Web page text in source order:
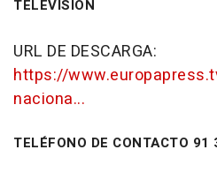
TELEVISIÓN
URL DE DESCARGA:
https://
naciona...
TELÉFONO DE CONTACTO